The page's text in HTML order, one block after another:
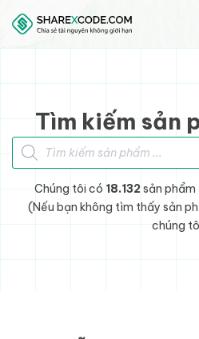
Skip to main content
Skip to footer
Tìm kiếm sản
Tìm kiếm sản phẩm
Chúng tôi có 18.132sản
(Nếu bạn không tìm thấy sản
chúng